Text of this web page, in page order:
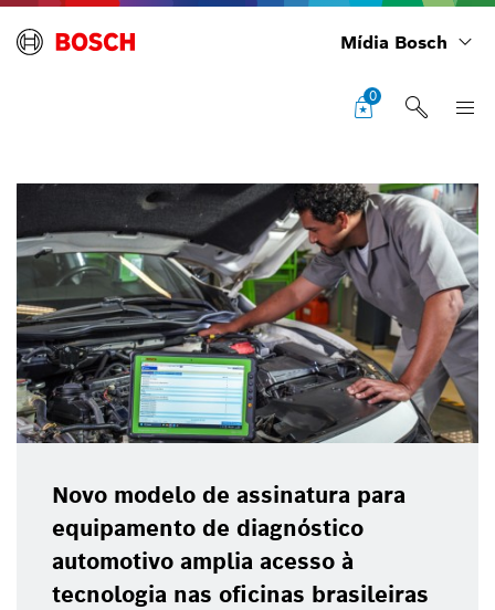
Mídia Bosch
0
Novo modelo de assinatura para
equipamento de diagnóstico
automotivo amplia acesso à
tecnologia nas oficinas brasileiras